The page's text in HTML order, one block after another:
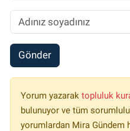
Gönder
Yorum yazarak topluluk
bulunuyor ve tüm
yorumlardan Mira